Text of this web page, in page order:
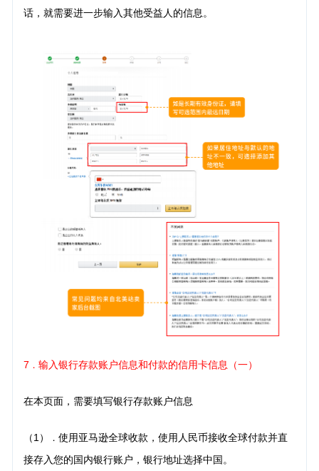
话，就需要进一步输入其他受益人的信息。
7 ． 输入银行存款账户信息和付款的信用卡信息（一）
在本页面，需要填写银行存款账户信息
（1） ． 使用亚马逊全球收款，使用人民币接收全球付款并直
接存入您的国内银行账户，银行地址选择中国。